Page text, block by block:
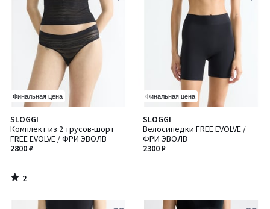
Финальная цена
SLOGGI
Комплект из 2 трусов-шорт
FREE EVOLVE / ФРИ ЭВОЛВ
2800 ₽
2
/
5
2
/
Финальная цена
SLOGGI
Велосипедки FREE EVOLVE /
ФРИ ЭВОЛВ
2300 ₽